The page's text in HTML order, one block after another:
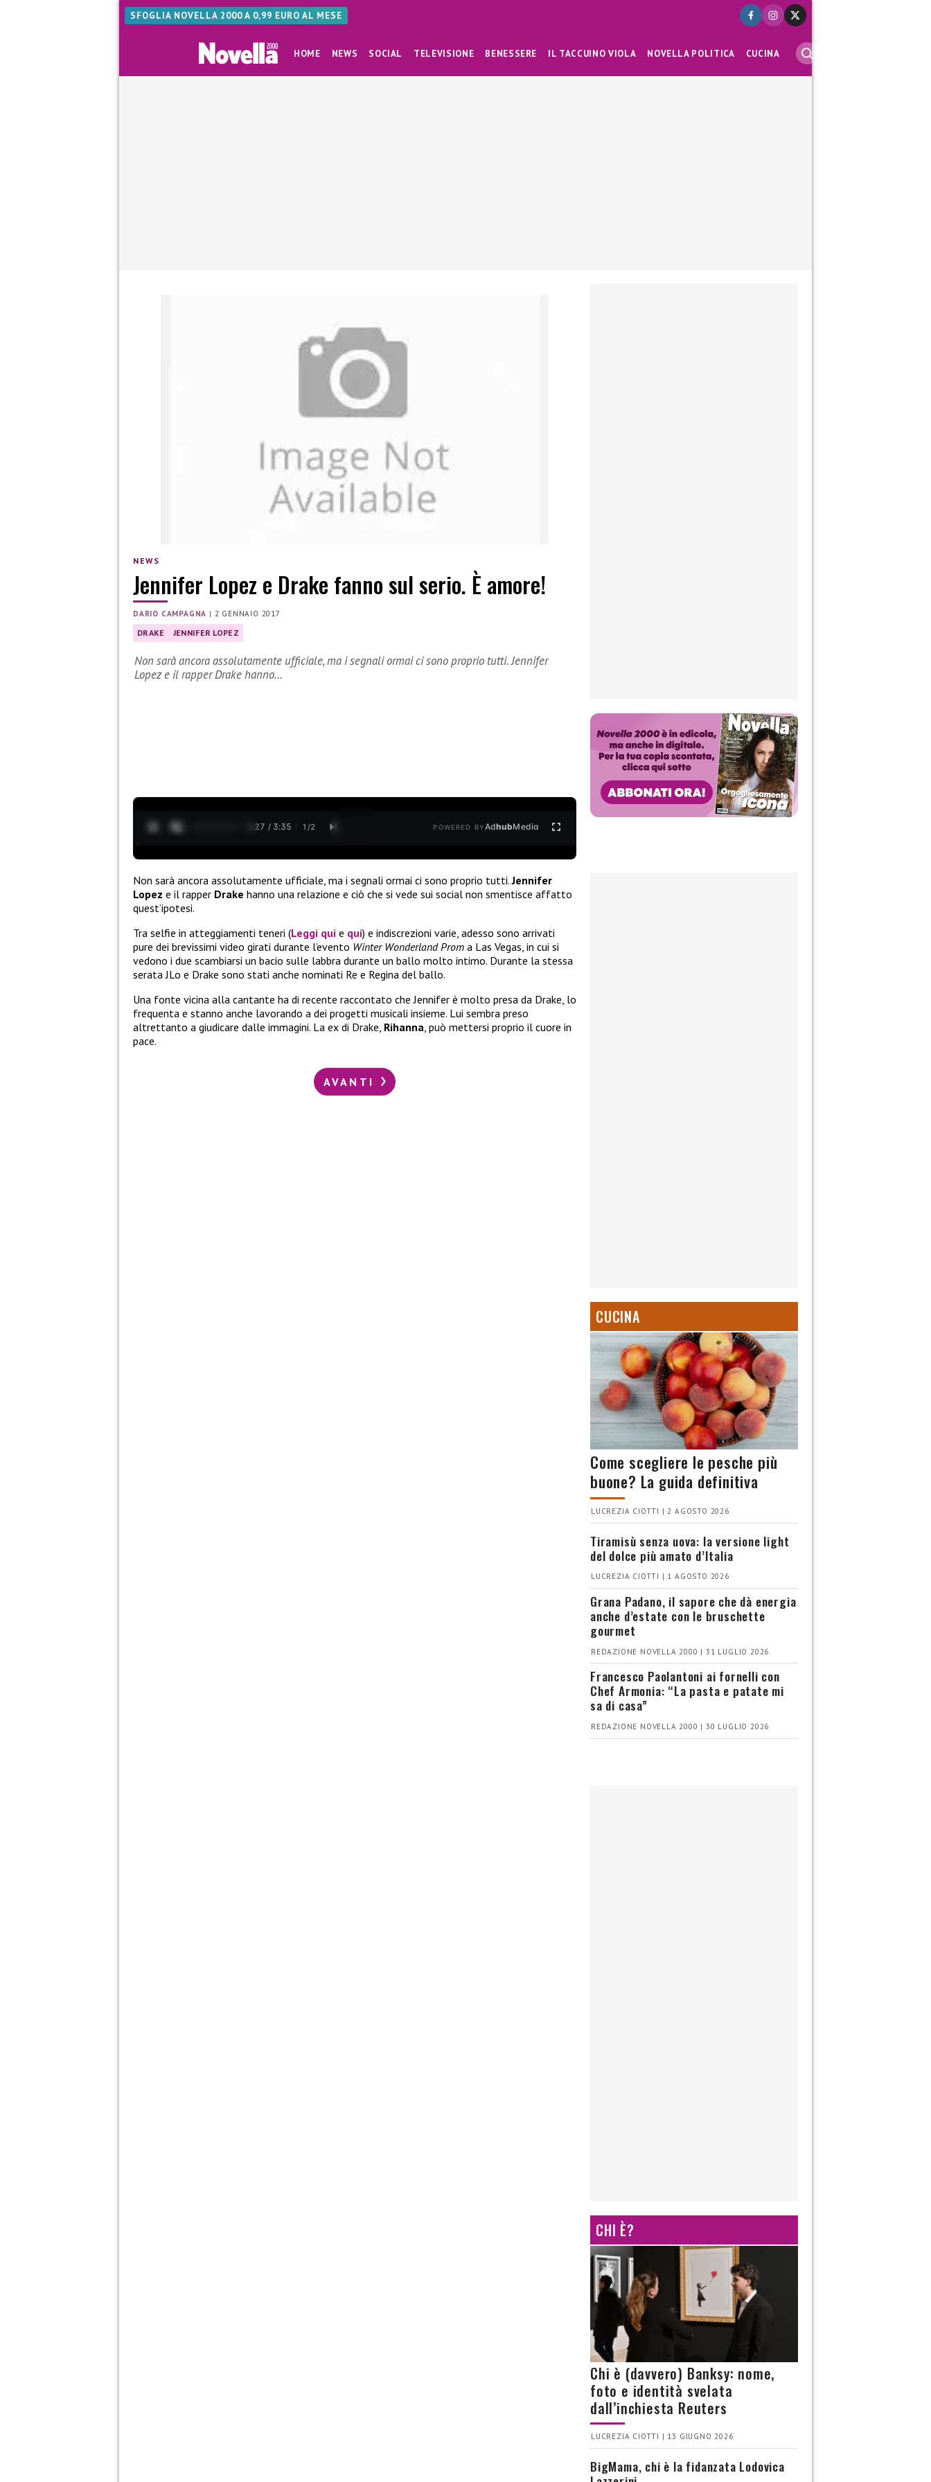
SFOGLIA NOVELLA 2000 A 0,99 EURO AL MESE
HOME NEWS SOCIAL TELEVISIONE BENESSERE IL TACCUINO VIOLA NOVELLA POLITICA CUCINA
NEWS
Jennifer Lopez e Drake fanno sul serio. È amore!
DARIO CAMPAGNA | 2 GENNAIO 2017
DRAKE JENNIFER LOPEZ
Non sarà ancora assolutamente ufficiale, ma i segnali ormai ci sono proprio tutti. Jennifer
Lopez e il rapper Drake hanno…
0:28 / 3:35 1 /2 POWERED BYAdhubMedia
Non sarà ancora assolutamente ufficiale, ma i segnali ormai ci sono proprio tutti.Jennifer
Lopez e il rapper Drake hanno una relazione e ciò che si vede sui social non smentisce affatto
quest’ipotesi.
Tra selfie in atteggiamenti teneri (Leggi qui e qui) e indiscrezioni varie, adesso sono arrivati
pure dei brevissimi video girati durante l’evento Winter Wonderland Prom a Las Vegas, in cui si
vedono i due scambiarsi un bacio sulle labbra durante un ballo molto intimo. Durante la stessa
serata JLo e Drake sono stati anche nominati Re e Regina del ballo.
Una fonte vicina alla cantante ha di recente raccontato che Jennifer è molto presa da Drake, lo
frequenta e stanno anche lavorando a dei progetti musicali insieme. Lui sembra preso
altrettanto a giudicare dalle immagini. La ex di Drake, Rihanna , può mettersi proprio il cuore in
pace.
AVANTI
CUCINA
Come scegliere le pesche più
buone? La guida definitiva
LUCREZIA CIOTTI | 2 AGOSTO 2026
Tiramisù senza uova: la versione light
del dolce più amato d’Italia
LUCREZIA CIOTTI | 1 AGOSTO 2026
Grana Padano, il sapore che dà energia
anche d’estate con le bruschette
gourmet
REDAZIONE NOVELLA 2000 | 31 LUGLIO 2026
Francesco Paolantoni ai fornelli con
Chef Armonia: “La pasta e patate mi
sa di casa”
REDAZIONE NOVELLA 2000 | 30 LUGLIO 2026
CHI È?
Chi è (davvero) Banksy: nome,
foto e identità svelata
dall’inchiesta Reuters
LUCREZIA CIOTTI | 13 GIUGNO 2026
BigMama, chi è la fidanzata Lodovica